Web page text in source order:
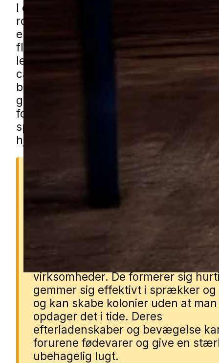
I en by med blandede boligområder
rolige villaveje, rækkehuse og mindre
erhvervsområder kan kakkerlakker
flere forskellige steder. Det kan være
lejligheder tættere på centrum til
carporte, haveskure og
butikker. Du kan få kakkerlakhjælp i
gennem vores lokale partnere.
formularen og vi forbinder dig med en
specialist der kan vurdere situationen
hjælpe dig videre.
Derfor er kakkerlakker
sygdomsfremkaldende bakterier
allergener, som gør dem
sundhedsskadelige i hjem og
virksomheder. De formerer sig
gemmer sig effektivt i sprækker og
og kan skabe kolonier uden at man
opdager det i tide. Deres
efterladenskaber og bevægelse
forurene fødevarer og give en
ubehagelig lugt.